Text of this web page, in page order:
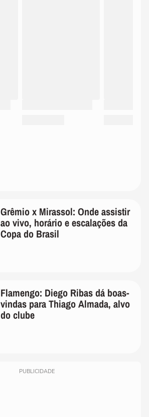
Grêmio x Mirassol: Onde assistir
ao vivo, horário e escalações da
Copa do Brasil
Flamengo: Diego Ribas dá boas-
vindas para Thiago Almada, alvo
do clube
PUBLICIDADE